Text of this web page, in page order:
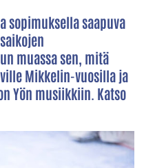
sopimuksella saapuva
muassa sen, mitä
Mikkelin-vuosilla ja
Yön musiikkiin. Katso